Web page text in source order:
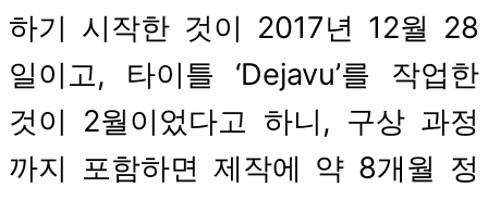
하기 시작한 것이 2017년 12월 28
일이고, 타이틀 ‘Dejavu’를 작업한
것이 2월이었다고 하니, 구상 과정
까지 포함하면 제작에 약 8개월 정